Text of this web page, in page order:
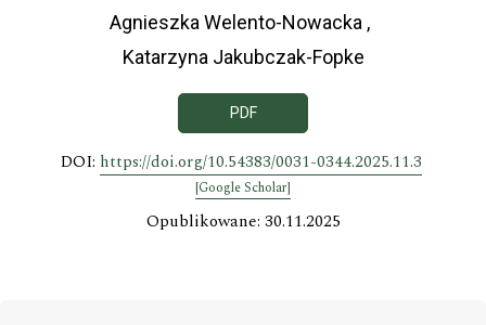
Agnieszka Welento-Nowacka
Katarzyna Jakubczak-Fopke
PDF
DOI: https://doi.org/10.54383/0031-0344.2025.11.3
[Google Scholar]
Opublikowane: 30.11.2025